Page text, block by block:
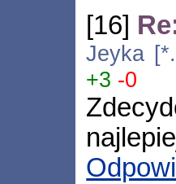
[16]
Jeyka
+3 -0